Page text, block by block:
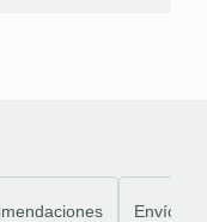
Envíos